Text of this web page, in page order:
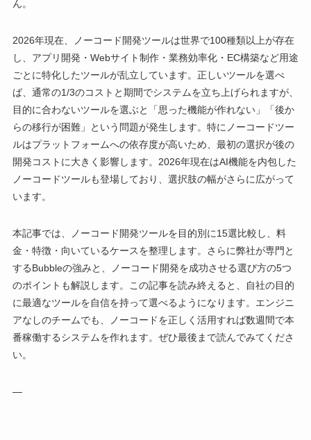
ん。
2026年現在、ノーコード開発ツールは世界で100種類以上が存在
し、アプリ開発・Webサイト制作・業務効率化・EC構築など用途
ごとに特化したツールが乱立しています。正しいツールを選べ
ば、通常の1/3のコストと期間でシステムを立ち上げられますが、
目的に合わないツールを選ぶと「思った機能が作れない」「後か
らの移行が困難」という問題が発生します。特にノーコードツー
ルはプラットフォームへの依存度が高いため、最初の選択が後の
開発コストに大きく影響します。2026年現在はAI機能を内包した
ノーコードツールも登場しており、選択肢の幅がさらに広がって
います。
本記事では、ノーコード開発ツールを目的別に15選比較し、料
金・特徴・向いているケースを整理します。さらに弊社が専門と
するBubbleの強みと、ノーコード開発を成功させる選び方の5つ
のポイントも解説します。この記事を読み終えると、自社の目的
に最適なツールを自信を持って選べるようになります。エンジニ
アなしのチームでも、ノーコードを正しく活用すれば数週間で本
番稼働するシステムを作れます。ぜひ最後まで読んでみてくださ
い。
—